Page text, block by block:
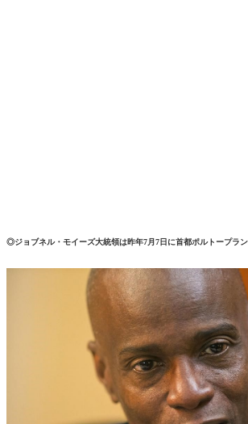
◎ジョブネル・モイーズ大統領は昨年7月7日に首都ポルトープラン